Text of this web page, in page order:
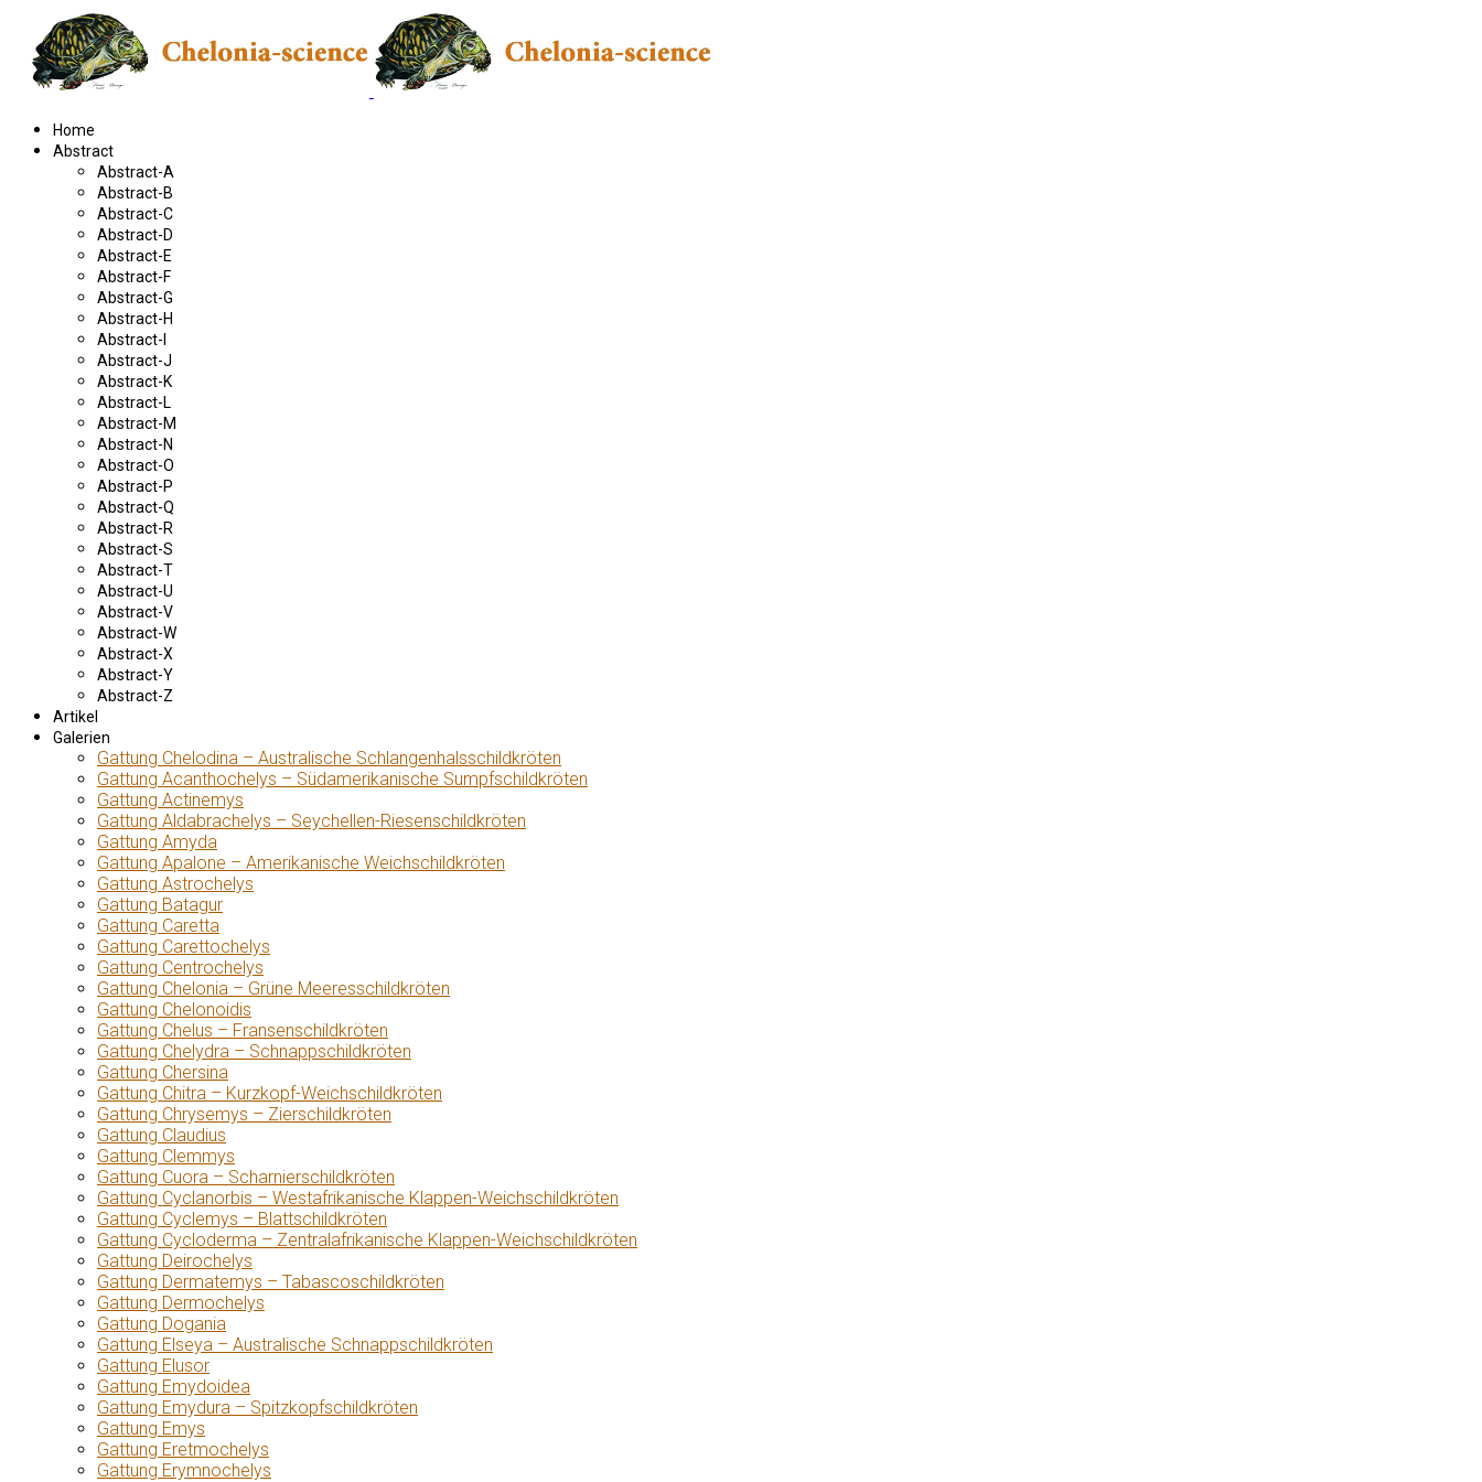
Home
Abstract
Abstract-A
Abstract-B
Abstract-C
Abstract-D
Abstract-E
Abstract-F
Abstract-G
Abstract-H
Abstract-I
Abstract-J
Abstract-K
Abstract-L
Abstract-M
Abstract-N
Abstract-O
Abstract-P
Abstract-Q
Abstract-R
Abstract-S
Abstract-T
Abstract-U
Abstract-V
Abstract-W
Abstract-X
Abstract-Y
Abstract-Z
Artikel
Galerien
Gattung Chelodina – Australische Schlangenhalsschildkröten
Gattung Acanthochelys – Südamerikanische Sumpfschildkröten
Gattung Actinemys
Gattung Aldabrachelys – Seychellen-Riesenschildkröten
Gattung Amyda
Gattung Apalone – Amerikanische Weichschildkröten
Gattung Astrochelys
Gattung Batagur
Gattung Caretta
Gattung Carettochelys
Gattung Centrochelys
Gattung Chelonia – Grüne Meeresschildkröten
Gattung Chelonoidis
Gattung Chelus – Fransenschildkröten
Gattung Chelydra – Schnappschildkröten
Gattung Chersina
Gattung Chitra – Kurzkopf-Weichschildkröten
Gattung Chrysemys – Zierschildkröten
Gattung Claudius
Gattung Clemmys
Gattung Cuora – Scharnierschildkröten
Gattung Cyclanorbis – Westafrikanische Klappen-Weichschildkröten
Gattung Cyclemys – Blattschildkröten
Gattung Cycloderma – Zentralafrikanische Klappen-Weichschildkröten
Gattung Deirochelys
Gattung Dermatemys – Tabascoschildkröten
Gattung Dermochelys
Gattung Dogania
Gattung Elseya – Australische Schnappschildkröten
Gattung Elusor
Gattung Emydoidea
Gattung Emydura – Spitzkopfschildkröten
Gattung Emys
Gattung Eretmochelys
Gattung Erymnochelys